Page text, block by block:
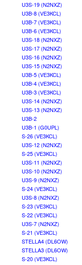
U3S-19 (N2NXZ)
U3B-8 (VE3KCL)
U3B-7 (VE3KCL)
U3B-6 (VE3KCL)
U3S-18 (N2NXZ)
U3S-17 (N2NXZ)
U3S-16 (N2NXZ)
U3S-15 (N2NXZ)
U3B-5 (VE3KCL)
U3B-4 (VE3KCL)
U3B-3 (VE3KCL)
U3S-14 (N2NXZ)
U3S-13 (N2NXZ)
U3B-2
U3B-1 (G0UPL)
S-26 (VE3KCL)
U3S-12 (N2NXZ)
S-25 (VE3KCL)
U3S-11 (N2NXZ)
U3S-10 (N2NXZ)
U3S-9 (N2NXZ)
S-24 (VE3KCL)
U3S-8 (N2NXZ)
S-23 (VE3KCL)
S-22 (VE3KCL)
U3S-7 (N2NXZ)
S-21 (VE3KCL)
STELLA4 (DL6OW)
STELLA3 (DL6OW)
S-20 (VE3KCL)